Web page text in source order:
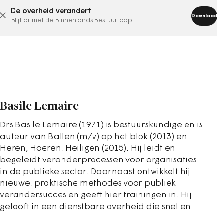
De overheid verandert
Blijf bij met de Binnenlands Bestuur app
Download
abonneer nu
Basile Lemaire
Drs Basile Lemaire (1971) is bestuurskundige en is
auteur van Ballen (m/v) op het blok (2013) en
Heren, Hoeren, Heiligen (2015). Hij leidt en
begeleidt veranderprocessen voor organisaties
in de publieke sector. Daarnaast ontwikkelt hij
nieuwe, praktische methodes voor publiek
verandersucces en geeft hier trainingen in. Hij
gelooft in een dienstbare overheid die snel en